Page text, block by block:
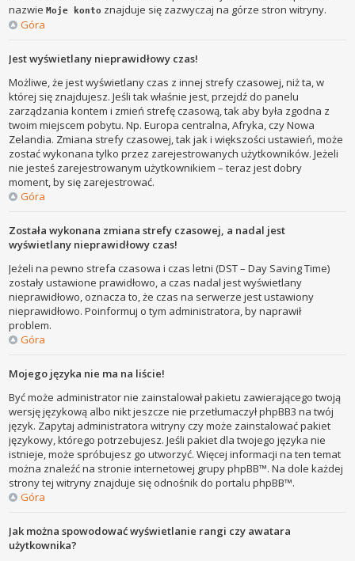
nazwieMoje konto znajduje się zazwyczaj na górze stron witryny.
Góra
Jest wyświetlany nieprawidłowy czas!
Możliwe, że jest wyświetlany czas z innej strefy czasowej, niż ta, w
której się znajdujesz. Jeśli tak właśnie jest, przejdź do panelu
zarządzania kontem i zmień strefę czasową, tak aby była zgodna z
twoim miejscem pobytu. Np. Europa centralna, Afryka, czy Nowa
Zelandia. Zmiana strefy czasowej, tak jak i większości ustawień, może
zostać wykonana tylko przez zarejestrowanych użytkowników. Jeżeli
nie jesteś zarejestrowanym użytkownikiem – teraz jest dobry
moment, by się zarejestrować.
Góra
Została wykonana zmiana strefy czasowej, a nadal jest
wyświetlany nieprawidłowy czas!
Jeżeli na pewno strefa czasowa i czas letni (DST – Day Saving Time)
zostały ustawione prawidłowo, a czas nadal jest wyświetlany
nieprawidłowo, oznacza to, że czas na serwerze jest ustawiony
nieprawidłowo. Poinformuj o tym administratora, by naprawił
problem.
Góra
Mojego języka nie ma na liście!
Być może administrator nie zainstalował pakietu zawierającego twoją
wersję językową albo nikt jeszcze nie przetłumaczył phpBB3 na twój
język. Zapytaj administratora witryny czy może zainstalować pakiet
językowy, którego potrzebujesz. Jeśli pakiet dla twojego języka nie
istnieje, może spróbujesz go utworzyć. Więcej informacji na ten temat
można znaleźć na stronie internetowej grupy phpBB™. Na dole każdej
strony tej witryny znajduje się odnośnik do portalu phpBB™.
Góra
Jak można spowodować wyświetlanie rangi czy awatara
użytkownika?